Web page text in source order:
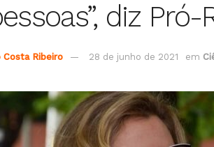
diz Pró-
Costa Ribeiro 28 de junho de 2021 em